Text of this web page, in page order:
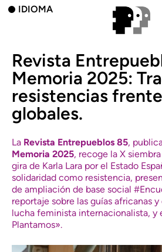
IDIOMA
Revista
Memoria 2025:
resistencias
globales.
La Revista Entrepueblos 85,
Memoria 2025, recoge la X
gira de Karla Lara por el Estado
solidaridad como resistencia,
de ampliación de base social
reportaje sobre las guías africanas
lucha feminista internacionalista, y
Plantamos».